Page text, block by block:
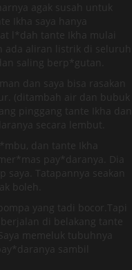
agak susah untuk
Ikha saya hanya
l*dah tante Ikha mulai
ada aliran listrik di seluruh
saling berp*gutan.
dan saya bisa rasakan
(ditambah air dan bubuk
pinggang tante Ikha dan
secara lembut.
dan tante Ikha
pay*daranya. Dia
saya. Tatapannya seakan
boleh.
yang tadi bocor.Tapi
di belakang tante
memeluk tubuhnya
sambil